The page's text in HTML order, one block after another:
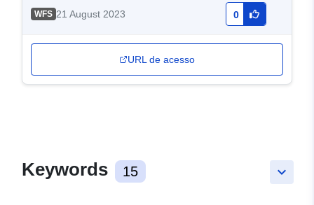
WFS 21 August 2023 0
URL de acesso
keyboard_arrow_down
Keywords 15